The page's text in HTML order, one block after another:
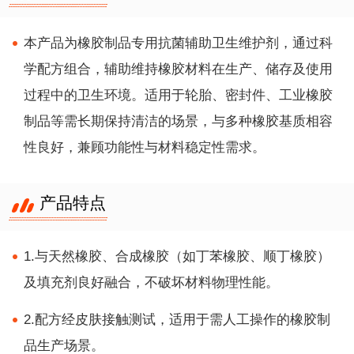
本产品为橡胶制品专用抗菌辅助卫生维护剂，通过科
学配方组合，辅助维持橡胶材料在生产、储存及使用
过程中的卫生环境。适用于轮胎、密封件、工业橡胶
制品等需长期保持清洁的场景，与多种橡胶基质相容
性良好，兼顾功能性与材料稳定性需求。
产品特点
1.与天然橡胶、合成橡胶（如丁苯橡胶、顺丁橡胶）
及填充剂良好融合，不破坏材料物理性能。
2.配方经皮肤接触测试，适用于需人工操作的橡胶制
品生产场景。